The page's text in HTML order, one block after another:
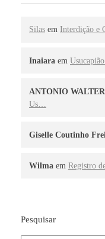
Silas em Interdição e
Inaiara em
ANTONIO WALTER
Us…
Giselle Coutinho
Wilma em Registro
Pesquisar